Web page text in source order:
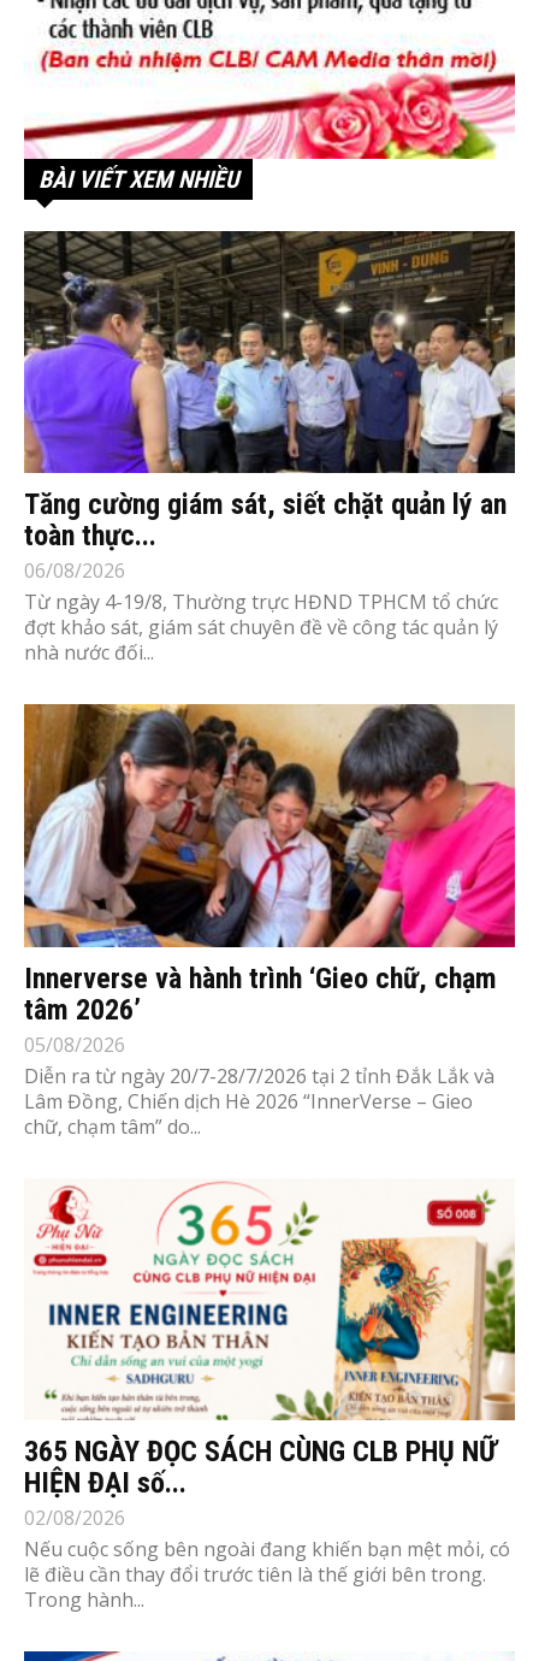
BÀI VIẾT XEM NHIỀU
Tăng cường giám sát, siết chặt quản lý an
toàn thực...
06/08/2026
Từ ngày 4-19/8, Thường trực HĐND TPHCM tổ chức
đợt khảo sát, giám sát chuyên đề về công tác quản lý
nhà nước đối...
Innerverse và hành trình ‘Gieo chữ, chạm
tâm 2026’
05/08/2026
Diễn ra từ ngày 20/7-28/7/2026 tại 2 tỉnh Đắk Lắk và
Lâm Đồng, Chiến dịch Hè 2026 “InnerVerse – Gieo
chữ, chạm tâm” do...
365 NGÀY ĐỌC SÁCH CÙNG CLB PHỤ NỮ
HIỆN ĐẠI số...
02/08/2026
Nếu cuộc sống bên ngoài đang khiến bạn mệt mỏi, có
lẽ điều cần thay đổi trước tiên là thế giới bên trong.
Trong hành...